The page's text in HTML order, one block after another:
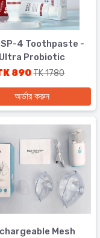
4 Toothpaste -
Ultra Probiotic
890TK 1780
অর্ডার করুন
Mesh